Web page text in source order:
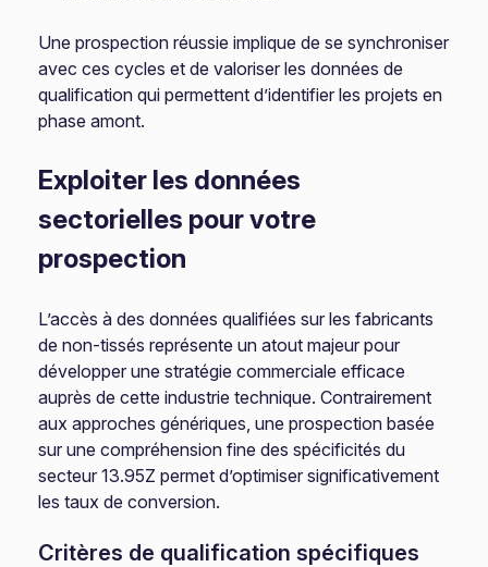
Une prospection réussie implique de se synchroniser
avec ces cycles et de valoriser les données de
qualification qui permettent d’identifier les projets en
phase amont.
Exploiter les données
sectorielles pour votre
prospection
L’accès à des données qualifiées sur les fabricants
de non-tissés représente un atout majeur pour
développer une stratégie commerciale efficace
auprès de cette industrie technique. Contrairement
aux approches génériques, une prospection basée
sur une compréhension fine des spécificités du
secteur 13.95Z permet d’optimiser significativement
les taux de conversion.
Critères de qualification spécifiques